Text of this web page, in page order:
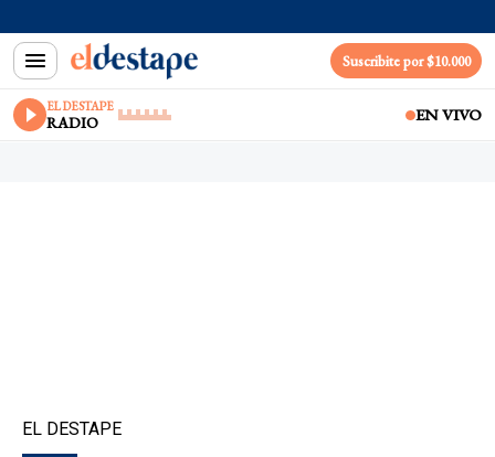
Suscribite por $10.000
EL DESTAPE
RADIO EN VIVO
EL DESTAPE